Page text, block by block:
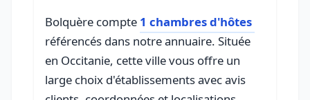
Bolquère compte 1 chambres d'hôtes
référencés dans notre annuaire. Située
en Occitanie, cette ville vous offre un
large choix d'établissements avec avis